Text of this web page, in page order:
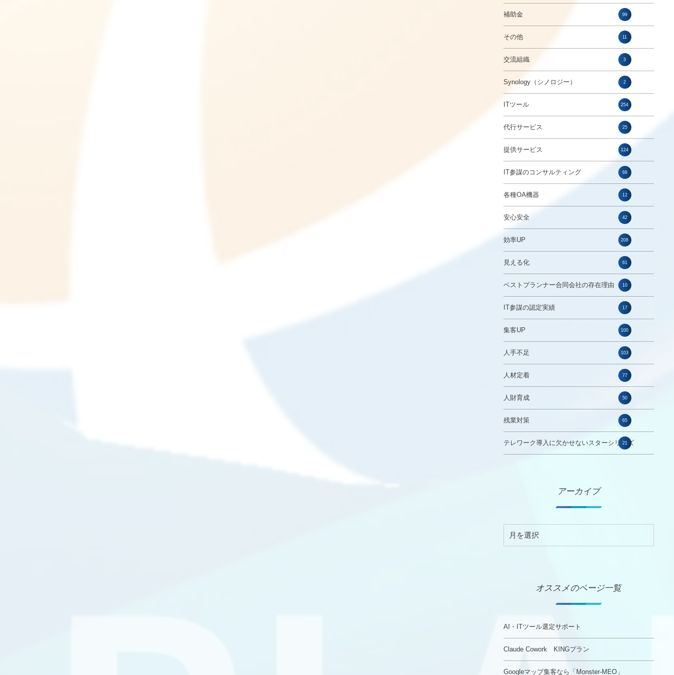
補助金 99
その他 11
交流組織 3
Synology（シノロジー） 2
ITツール 254
代行サービス 25
提供サービス 124
IT参謀のコンサルティング 68
各種OA機器 12
安心安全 42
効率UP 208
見える化 61
ベストプランナー合同会社の存在理由 10
IT参謀の認定実績 17
集客UP 100
人手不足 103
人材定着 77
人財育成 50
残業対策 65
テレワーク導入に欠かせないスターシリーズ
21
アーカイブ
オススメのページ一覧
AI・ITツール選定サポート
Claude Cowork KINGプラン
Googleマップ集客なら「Monster-MEO」